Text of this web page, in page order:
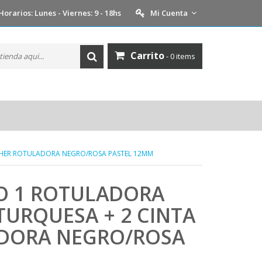
Lunes - Viernes: 9 - 18hs Mi Cuenta
Carrito- 0 items
ROTULADORA NEGRO/ROSA PASTEL 12MM
1 ROTULADORA
+ 2 CINTA
NEGRO/ROSA